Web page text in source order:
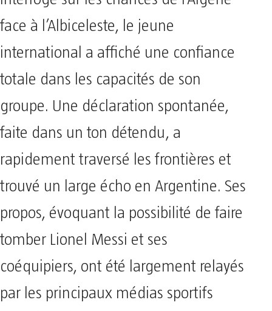
face à l’Albiceleste, le jeune
international a affiché une confiance
totale dans les capacités de son
groupe. Une déclaration spontanée,
faite dans un ton détendu, a
rapidement traversé les frontières et
trouvé un large écho en Argentine. Ses
propos, évoquant la possibilité de faire
tomber Lionel Messi et ses
coéquipiers, ont été largement relayés
par les principaux médias sportifs